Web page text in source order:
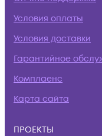
Условия оплаты
Условия доставки
Гарантийное
Комплаенс
Карта сайта
ПРОЕКТЫ